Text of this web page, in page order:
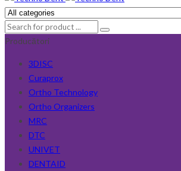
Producători
3DISC
Curaprox
Ortho Technology
Ortho Organizers
MRC
DTC
UNIVET
DENTAID